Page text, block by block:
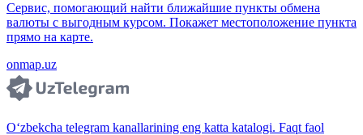
Сервис, помогающий найти ближайшие пункты обмена
валюты с выгодным курсом. Покажет местоположение пункта
прямо на карте.
onmap.uz
O‘zbekcha telegram kanallarining eng katta katalogi. Faqt faol